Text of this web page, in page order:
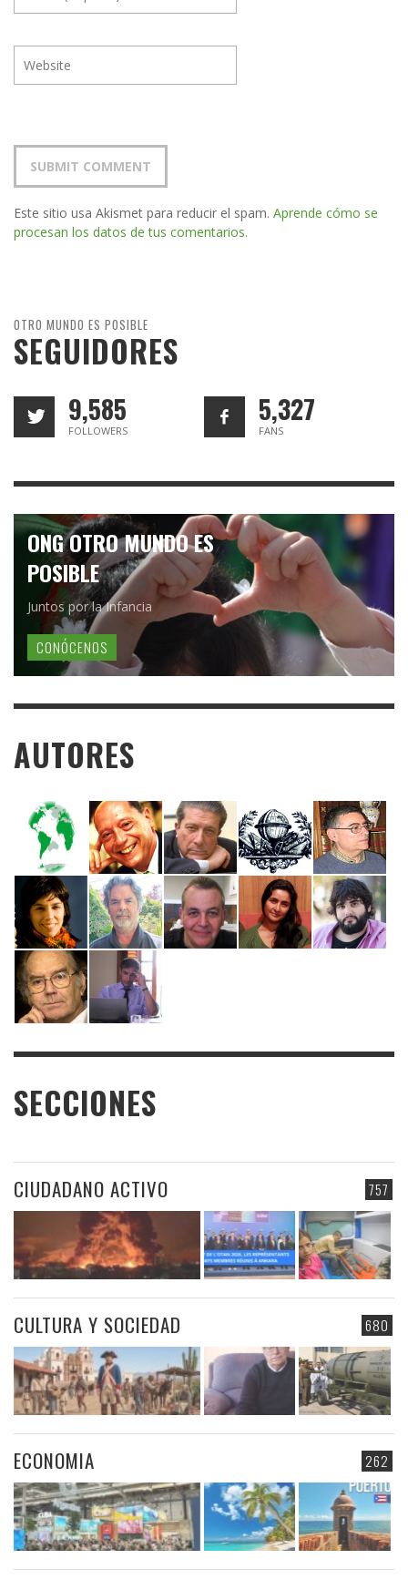
Este sitio usa Akismet para reducir el spam. Aprende cómo se
procesan los datos de tus comentarios.
OTRO MUNDO ES POSIBLE
SEGUIDORES
9,585
FOLLOWERS
5,327
FANS
ONG OTRO MUNDO ES
POSIBLE
Juntos por la Infancia
CONÓCENOS
AUTORES
SECCIONES
757
CIUDADANO ACTIVO
680
CULTURA Y SOCIEDAD
262
ECONOMIA